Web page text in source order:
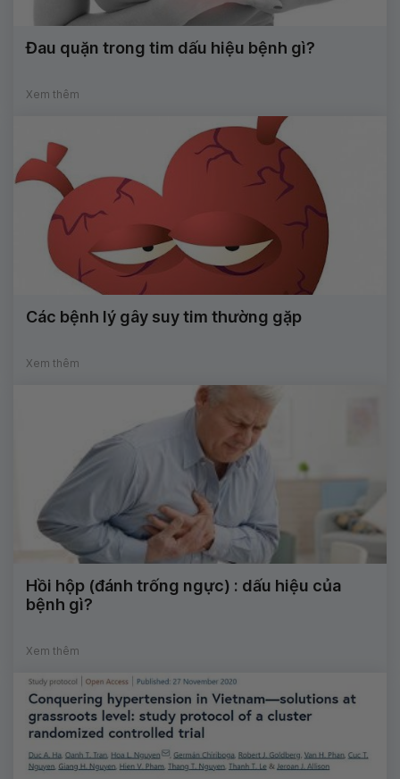
Đau quặn trong tim dấu hiệu bệnh gì?
Xem thêm
Các bệnh lý gây suy tim thường gặp
Xem thêm
Hồi hộp (đánh trống ngực) : dấu hiệu của
bệnh gì?
Xem thêm